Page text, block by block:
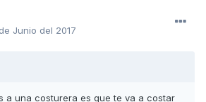
Junio del 2017
a una costurera es que te va a costar